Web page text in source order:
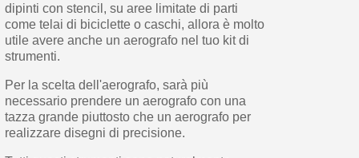
dipinti con stencil, su aree limitate di parti
come telai di biciclette o caschi, allora è molto
utile avere anche un aerografo nel tuo kit di
strumenti.
Per la scelta dell'aerografo, sarà più
necessario prendere un aerografo con una
tazza grande piuttosto che un aerografo per
realizzare disegni di precisione.